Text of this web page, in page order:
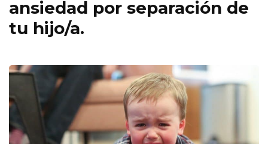
ansiedad por separación de
tu hijo/a.